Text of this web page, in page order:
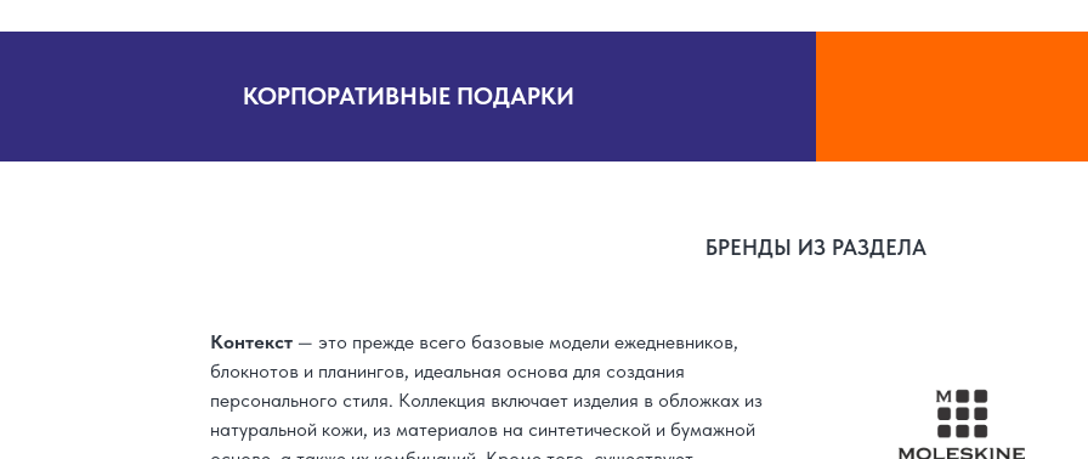
КОРПОРАТИВНЫЕ ПОДАРКИ
БРЕНДЫ ИЗ РАЗДЕЛА
Контекст — это прежде всего базовые модели ежедневников,
блокнотов и планингов, идеальная основа для создания
персонального стиля. Коллекция включает изделия в обложках из
натуральной кожи, из материалов на синтетической и бумажной